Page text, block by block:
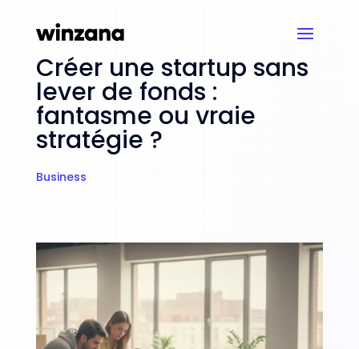
Créer une startup sans
lever de fonds :
fantasme ou vraie
stratégie ?
Business